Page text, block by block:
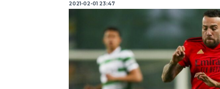
Playoff
Sporting
Benfica
FC Porto
2021-02-01 23:47